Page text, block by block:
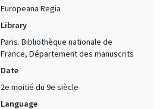
Europeana Regia
Library
Paris. Bibliothèque nationale de
France, Département des manuscrits
Date
2e moitié du 9e siècle
Language